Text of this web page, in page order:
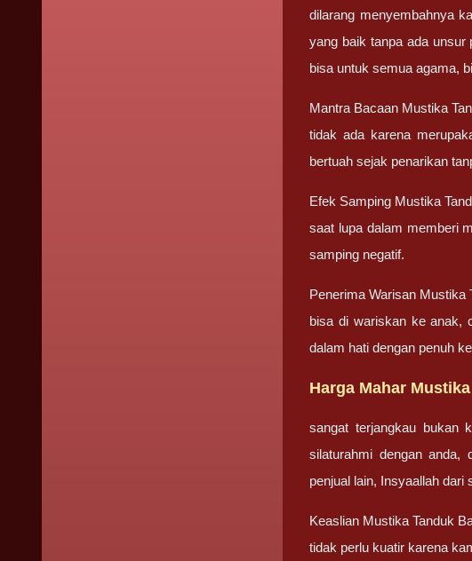
dilarang menyembahnya
yang baik tanpa ada unsur
bisa untuk semua agama,
Mantra Bacaan Mustika
tidak ada karena
bertuah sejak penarikan
Efek Samping Mustika
saat lupa dalam memberi
samping negatif.
Penerima Warisan Mustika
bisa di wariskan ke anak,
dalam hati dengan penuh
Harga Mahar
sangat terjangkau bukan
silaturahmi dengan anda,
penjual lain, Insyaallah
Keaslian Mustika Tanduk
tidak perlu kuatir karena